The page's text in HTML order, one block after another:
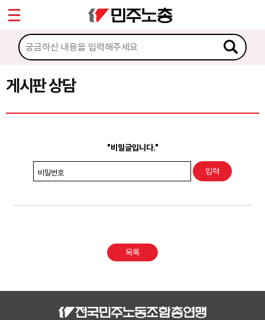
게시판 상담
"비밀글입니다."
비밀번호
목록
마이페이지
소개
소식
노동상담
권리찾기수첩 검색
찾아보기
Sketchbook5, 스케치북5
Sketchbook5, 스케치북5